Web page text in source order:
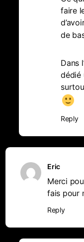
faire
de
Dans
dédié
Reply
Eric
Merci
fais pour
Reply